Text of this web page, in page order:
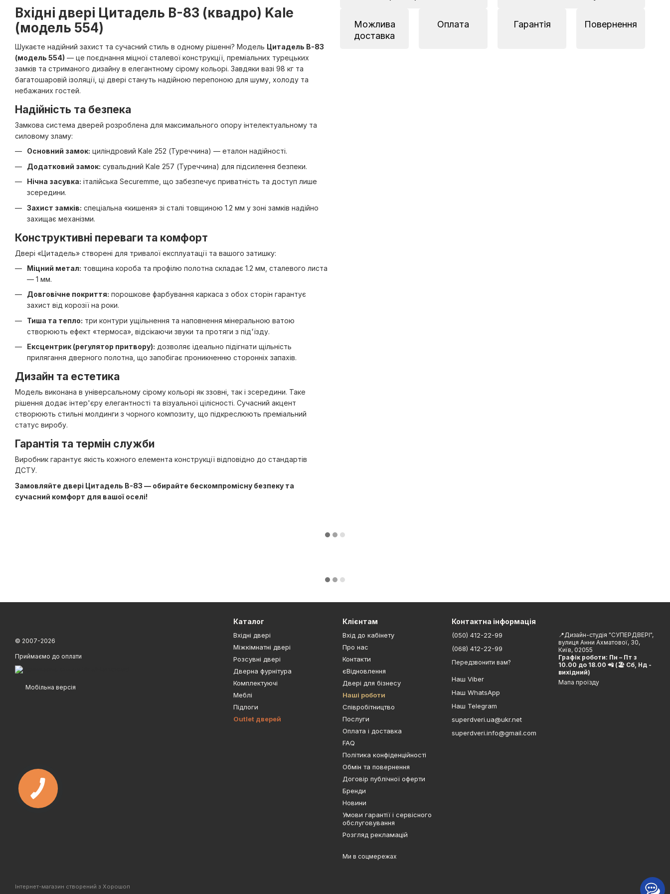
Вхідні двері Цитадель В-83 (квадро) Kale
(модель 554)
Шукаєте надійний захист та сучасний стиль в одному рішенні? Модель Цитадель В-83
(модель 554) — це поєднання міцної сталевої конструкції, преміальних турецьких
замків та стриманого дизайну в елегантному сірому кольорі. Завдяки вазі 98 кг та
багатошаровій ізоляції, ці двері стануть надійною перепоною для шуму, холоду та
небажаних гостей.
Надійність та безпека
Замкова система дверей розроблена для максимального опору інтелектуальному та
силовому зламу:
Основний замок: циліндровий Kale 252 (Туреччина) — еталон надійності.
Додатковий замок: сувальдний Kale 257 (Туреччина) для підсилення безпеки.
Нічна засувка: італійська Securemme, що забезпечує приватність та доступ лише
зсередини.
Захист замків: спеціальна «кишеня» зі сталі товщиною 1.2 мм у зоні замків надійно
захищає механізми.
Конструктивні переваги та комфорт
Двері «Цитадель» створені для тривалої експлуатації та вашого затишку:
Міцний метал: товщина короба та профілю полотна складає 1.2 мм, сталевого листа
— 1 мм.
Довговічне покриття: порошкове фарбування каркаса з обох сторін гарантує
захист від корозії на роки.
Тиша та тепло: три контури ущільнення та наповнення мінеральною ватою
створюють ефект «термоса», відсікаючи звуки та протяги з під'їзду.
Ексцентрик (регулятор притвору): дозволяє ідеально підігнати щільність
прилягання дверного полотна, що запобігає проникненню сторонніх запахів.
Дизайн та естетика
Модель виконана в універсальному сірому кольорі як ззовні, так і зсередини. Таке
рішення додає інтер'єру елегантності та візуальної цілісності. Сучасний акцент
створюють стильні молдинги з чорного композиту, що підкреслюють преміальний
статус виробу.
Гарантія та термін служби
Виробник гарантує якість кожного елемента конструкції відповідно до стандартів
ДСТУ.
Замовляйте двері Цитадель В-83 — обирайте бескомпромісну безпеку та
сучасний комфорт для вашої оселі!
Можлива
доставка
Оплата Гарантія Повернення
© 2007-2026
Приймаємо до оплати
Мобільна версія
Інтернет-магазин створений з Хорошоп
Каталог
Вхідні двері
Міжкімнатні двері
Розсувні двері
Дверна фурнітура
Комплектуючі
Меблі
Підлоги
Outlet дверей
Клієнтам
Вхід до кабінету
Про нас
Контакти
єВідновлення
Двері для бізнесу
Наші роботи
Cпівробітництво
Послуги
Оплата і доставка
FAQ
Політика конфіденційності
Обмін та повернення
Договір публічної оферти
Бренди
Новини
Умови гарантії і сервісного
обслуговування
Розгляд рекламацій
Ми в соцмережах
Контактна інформація
(050) 412-22-99
(068) 412-22-99
Передзвонити вам?
Наш Viber
Наш WhatsApp
Наш Telegram
superdveri.ua@ukr.net
superdveri.info@gmail.com
📍Дизайн-студія "СУПЕРДВЕРІ",
вулиця Анни Ахматової, 30,
Київ, 02055
Графік роботи: Пн – Пт з
10.00 до 18.00 📲 (🏖 Сб, Нд -
вихідний)
Мапа проїзду